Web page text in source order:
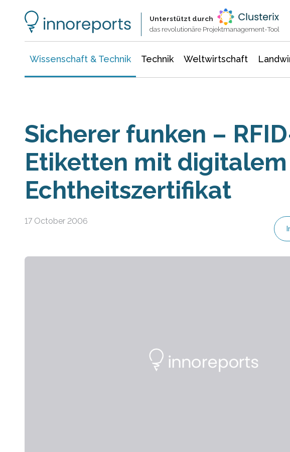
Unterstützt durch
das revolutionäre Projektmanagement-Tool
Wissenschaft & Technik Technik Weltwirtschaft
Sicherer funken –
Etiketten mit digitalem
Echtheitszertifikat
17 October 2006